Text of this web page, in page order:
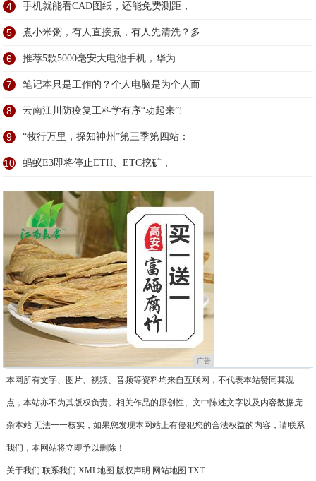
4 手机就能看CAD图纸，还能免费测距，
5 煮小米粥，有人直接煮，有人先清洗？多
6 推荐5款5000毫安大电池手机，华为
7 笔记本只是工作的？个人电脑是为个人而
8 云南江川防疫复工科学有序“动起来”!
9 “牧行万里，探知神州”第三季第四站：
10 蚂蚁E3即将停止ETH、ETC挖矿，
广告
本网所有文字、图片、视频、音频等资料均来自互联网，不代表本站赞同其观
点，本站亦不为其版权负责。相关作品的原创性、文中陈述文字以及内容数据庞
杂本站 无法一一核实，如果您发现本网站上有侵犯您的合法权益的内容，请联系
我们，本网站将立即予以删除！
关于我们 联系我们 XML地图 版权声明 网站地图 TXT